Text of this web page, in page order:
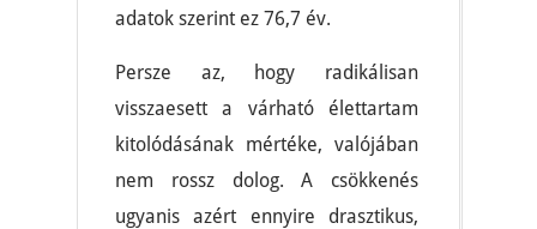
adatok szerint ez 76,7 év.
Persze az, hogy radikálisan
visszaesett a várható élettartam
kitolódásának mértéke, valójában
nem rossz dolog. A csökkenés
ugyanis azért ennyire drasztikus,